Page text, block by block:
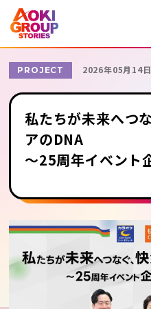
PROJECT 2026年05月14日
私たちが未来へつ
アのDNA
～25周年イベント